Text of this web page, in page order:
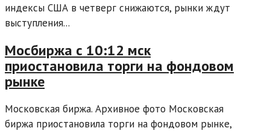
индексы США в четверг снижаются, рынки ждут
выступления...
Мосбиржа с 10:12 мск
приостановила торги на фондовом
рынке
Московская биржа. Архивное фото Московская
биржа приостановила торги на фондовом рынке,